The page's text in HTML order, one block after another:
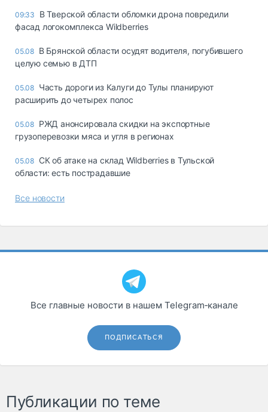
09:33
В Тверской области обломки дрона повредили
фасад логокомплекса Wildberries
05.08 В Брянской области осудят водителя, погубившего
целую семью в ДТП
05.08 Часть дороги из Калуги до Тулы планируют
расширить до четырех полос
05.08 РЖД анонсировала скидки на экспортные
грузоперевозки мяса и угля в регионах
05.08 СК об атаке на склад Wildberries в Тульской
области: есть пострадавшие
Все новости
Все главные новости в нашем Telegram‑канале
ПОДПИСАТЬСЯ
Публикации по теме